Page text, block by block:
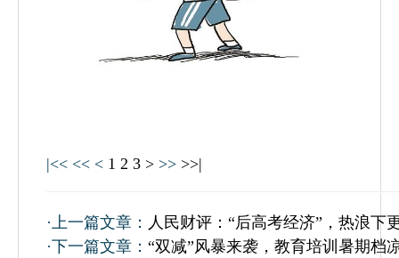
|<< << < 1 2 3 > >> >>|
·上一篇文章： 人民财评：“后高考经济”，热浪下
·下一篇文章： “双减”风暴来袭，教育培训暑期档